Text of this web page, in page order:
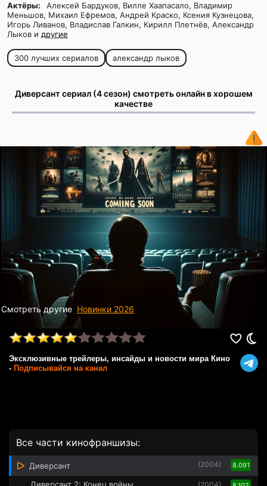
Актёры:
Алексей Бардуков, Вилле Хаапасало, Владимир
Меньшов, Михаил Ефремов, Андрей Краско, Ксения Кузнецова,
Игорь Ливанов, Владислав Галкин, Кирилл Плетнёв, Александр
Лыков и другие
300 лучших сериалов александр лыков
Диверсант сериал (4 сезон) смотреть онлайн в хорошем
качестве
Смотреть другие Новинки 2026
Эксклюзивные трейлеры, инсайды и новости мира Кино
- Подписывайся на канал
Все части кинофраншизы:
Диверсант (2004) 8.091